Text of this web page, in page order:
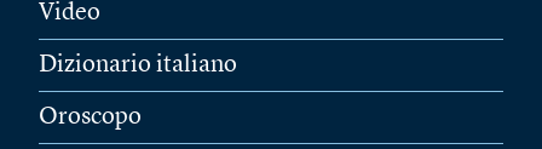
Video
Dizionario italiano
Oroscopo